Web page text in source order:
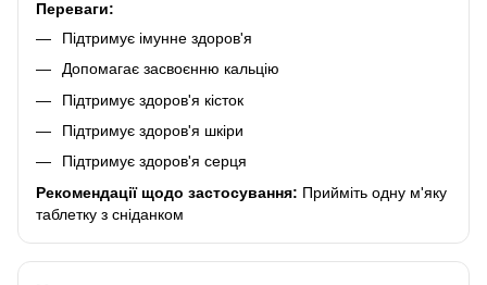
Переваги:
Підтримує імунне здоров'я
Допомагає засвоєнню кальцію
Підтримує здоров'я кісток
Підтримує здоров'я шкіри
Підтримує здоров'я серця
Рекомендації щодо застосування: Прийміть одну м'яку
таблетку з сніданком